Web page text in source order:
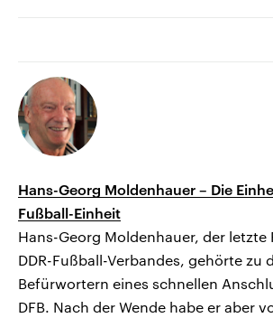
Hans-Georg Moldenhauer – Die
Fußball-Einheit
Hans-Georg Moldenhauer, der letzte
DDR-Fußball-Verbandes, gehörte zu
Befürwortern eines schnellen
DFB. Nach der Wende habe er aber